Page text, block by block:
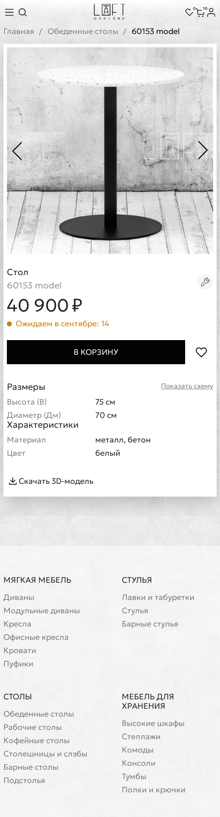
0 10
Главная Обеденные столы 60153 model
Стол
60153 model
40 900 ₽
Ожидаем в сентябре: 14
В КОРЗИНУ
Показать схему
Размеры
Высота (В)
75 см
Диаметр (Дм)
70 см
Характеристики
Материал
металл, бетон
Цвет
белый
Скачать 3D-модель
МЯГКАЯ МЕБЕЛЬ
Диваны
Модульные диваны
Кресла
Офисные кресла
Кровати
Пуфики
СТУЛЬЯ
Лавки и табуретки
Стулья
Барные стулья
СТОЛЫ
Обеденные столы
Рабочие столы
Кофейные столы
Cтолешницы и слэбы
Барные столы
Подстолья
МЕБЕЛЬ ДЛЯ
ХРАНЕНИЯ
Высокие шкафы
Стеллажи
Комоды
Консоли
Тумбы
Полки и крючки